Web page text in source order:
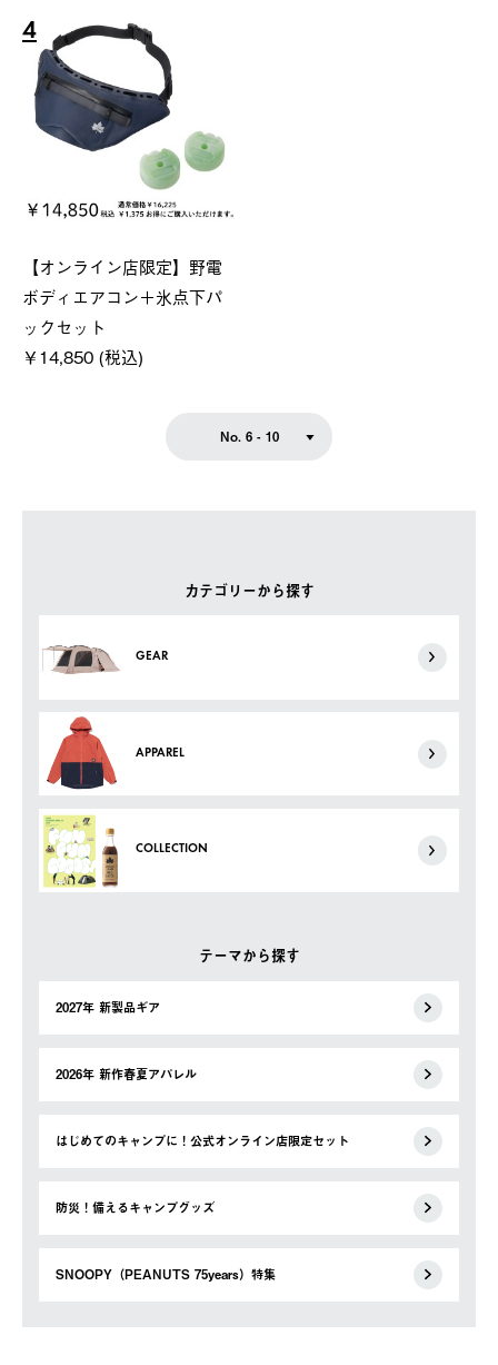
カテゴリーから探す
GEAR
APPAREL
COLLECTION
テーマから探す
2027年 新製品ギア
2026年 新作春夏アパレル
はじめてのキャンプに！公式オンライン店限定セット
防災！備えるキャンプグッズ
SNOOPY（PEANUTS 75years）特集
4
【オンライン店限定】野電
ボディエアコン＋氷点下パ
ックセット
￥14,850 (税込)
No. 6 - 10